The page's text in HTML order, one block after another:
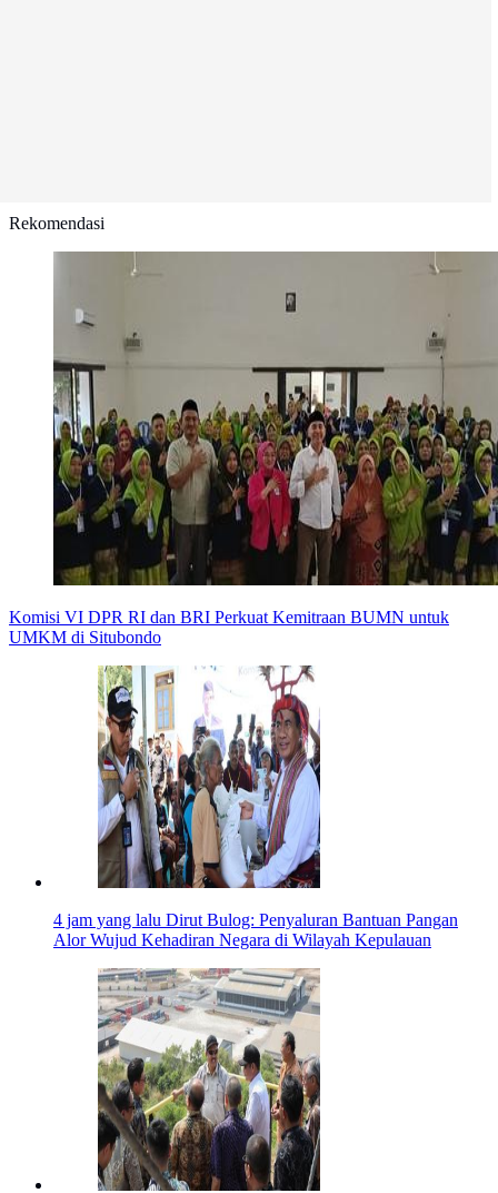
Rekomendasi
Komisi VI DPR RI dan BRI Perkuat Kemitraan BUMN untuk
UMKM di Situbondo
4 jam yang lalu Dirut Bulog: Penyaluran Bantuan Pangan
Alor Wujud Kehadiran Negara di Wilayah Kepulauan